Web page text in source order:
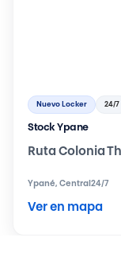
Nuevo Locker 24/7
Stock Ypane
Ruta Colonia
Ypané, Central 24/7
Ver en mapa